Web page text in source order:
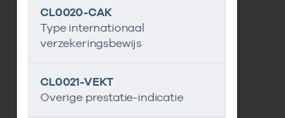
CL0020-CAK
Type internationaal
verzekeringsbewijs
CL0021-VEKT
Overige prestatie-indicatie